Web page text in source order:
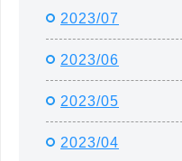
2023/07
2023/06
2023/05
2023/04